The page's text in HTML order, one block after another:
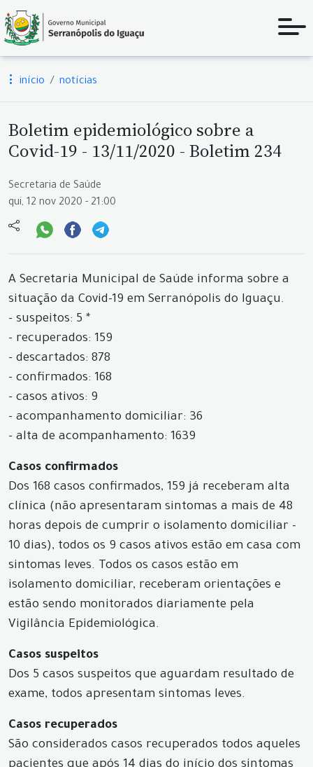
início notícias
Boletim epidemiológico sobre a
Covid-19 - 13/11/2020 - Boletim 234
Secretaria de Saúde
qui, 12 nov 2020 - 21:00
A Secretaria Municipal de Saúde informa sobre a
situação da Covid-19 em Serranópolis do Iguaçu.
- suspeitos: 5 *
- recuperados: 159
- descartados: 878
- confirmados: 168
- casos ativos: 9
- acompanhamento domiciliar: 36
- alta de acompanhamento: 1639
Casos confirmados
Dos 168 casos confirmados, 159 já receberam alta
clínica (não apresentaram sintomas a mais de 48
horas depois de cumprir o isolamento domiciliar -
10 dias), todos os 9 casos ativos estão em casa com
sintomas leves. Todos os casos estão em
isolamento domiciliar, receberam orientações e
estão sendo monitorados diariamente pela
Vigilância Epidemiológica.
Casos suspeitos
Dos 5 casos suspeitos que aguardam resultado de
exame, todos apresentam sintomas leves.
Casos recuperados
São considerados casos recuperados todos aqueles